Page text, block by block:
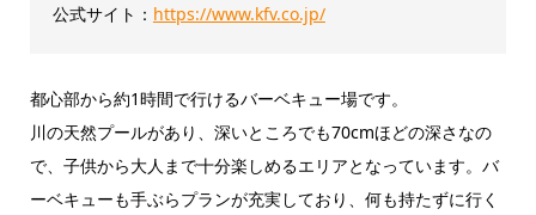
公式サイト： https://www.kfv.co.jp/
都心部から約1時間で行けるバーベキュー場です。
川の天然プールがあり、深いところでも70cmほどの深さなの
で、子供から大人まで十分楽しめるエリアとなっています。バ
ーベキューも手ぶらプランが充実しており、何も持たずに行く